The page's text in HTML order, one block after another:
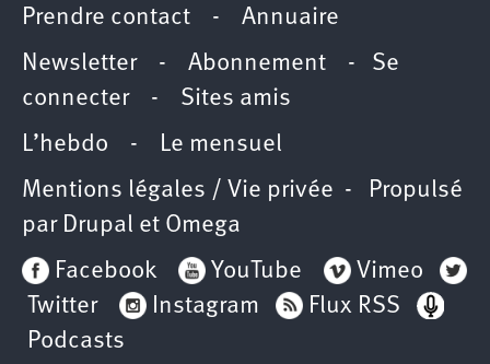
Prendre contact - Annuaire
Newsletter - Abonnement - Se
connecter- Sites amis
L’hebdo -
Le mensuel
Mentions légales / Vie privée - Propulsé
par Drupal et Omega
Facebook
YouTube
Vimeo
Twitter
Instagram
Flux RSS
Podcasts